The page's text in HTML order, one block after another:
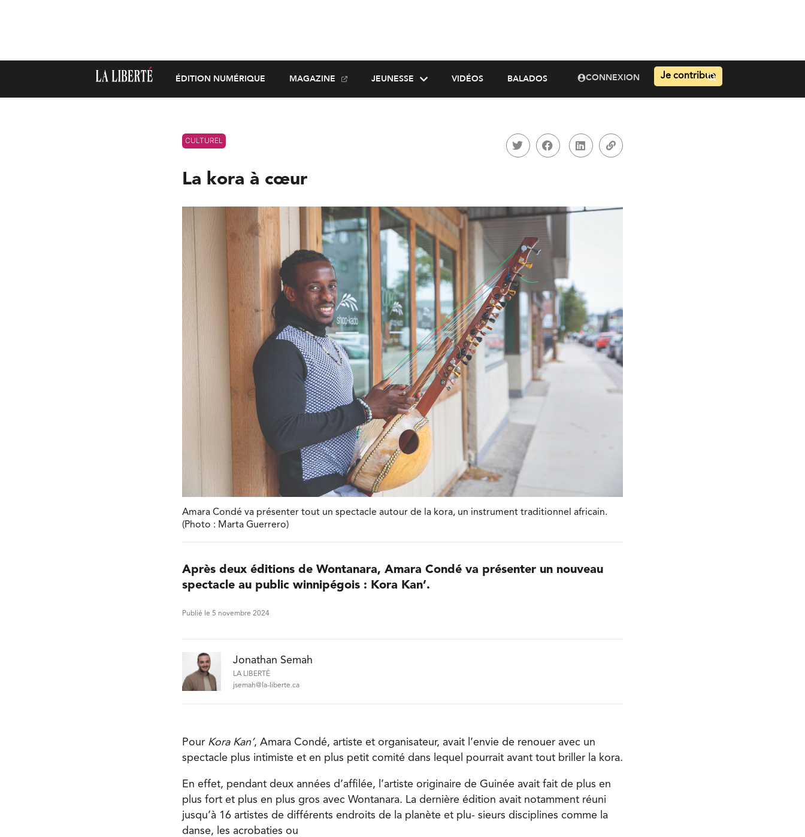
ÉDITION NUMÉRIQUE MAGAZINE JEUNESSE VIDÉOS BALADOS CONNEXION Je contribue
CULTUREL
La kora à cœur
Amara Condé va présenter tout un spectacle autour de la kora, un instrument traditionnel africain.
(Photo : Marta Guerrero)
Après deux éditions de Wontanara, Amara Condé va présenter un nouveau
spectacle au public winnipégois : Kora Kan’.
Publié le 5 novembre 2024
Jonathan Semah
LA LIBERTÉ
jsemah@la-liberte.ca
Pour Kora Kan’, Amara Condé, artiste et organisateur, avait l’envie de renouer avec un
spectacle plus intimiste et en plus petit comité dans lequel pourrait avant tout briller la kora.
En effet, pendant deux années d’affilée, l’artiste originaire de Guinée avait fait de plus en
plus fort et plus en plus gros avec Wontanara. La dernière édition avait notamment réuni
jusqu’à 16 artistes de différents endroits de la planète et plu- sieurs disciplines comme la
danse, les acrobaties ou